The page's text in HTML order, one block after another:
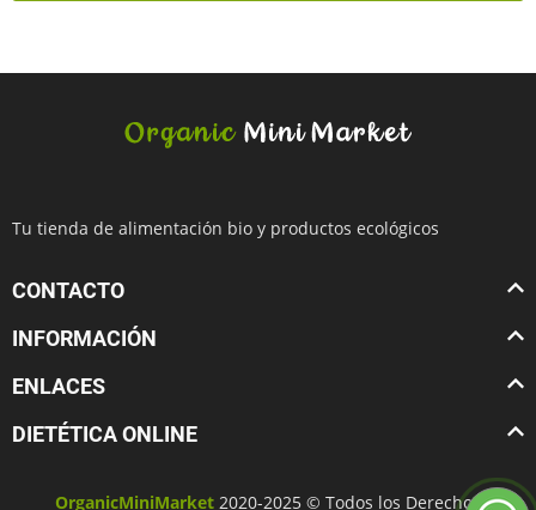
Tu tienda de alimentación bio y productos ecológicos
CONTACTO
INFORMACIÓN
ENLACES
DIETÉTICA ONLINE
OrganicMiniMarket 2020-2025 © Todos los Derechos